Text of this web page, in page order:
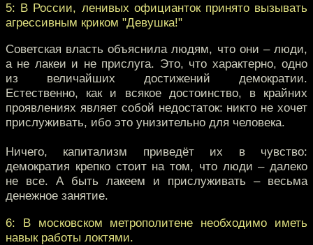
5: В России, ленивых официанток принято вызывать
агрессивным криком "Девушка!"
Советская власть объяснила людям, что они – люди,
а не лакеи и не прислуга. Это, что характерно, одно
из величайших достижений демократии.
Естественно, как и всякое достоинство, в крайних
проявлениях являет собой недостаток: никто не хочет
прислуживать, ибо это унизительно для человека.
Ничего, капитализм приведёт их в чувство:
демократия крепко стоит на том, что люди – далеко
не все. А быть лакеем и прислуживать – весьма
денежное занятие.
6: В московском метрополитене необходимо иметь
навык работы локтями.